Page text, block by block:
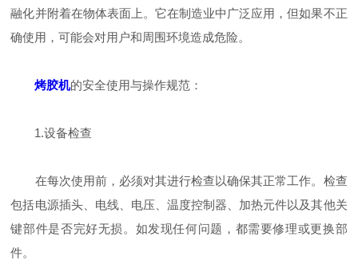
融化并附着在物体表面上。它在制造业中广泛应用，但如果不正
确使用，可能会对用户和周围环境造成危险。
烤胶机的安全使用与操作规范：
1.设备检查
在每次使用前，必须对其进行检查以确保其正常工作。检查
包括电源插头、电线、电压、温度控制器、加热元件以及其他关
键部件是否完好无损。如发现任何问题，都需要修理或更换部
件。